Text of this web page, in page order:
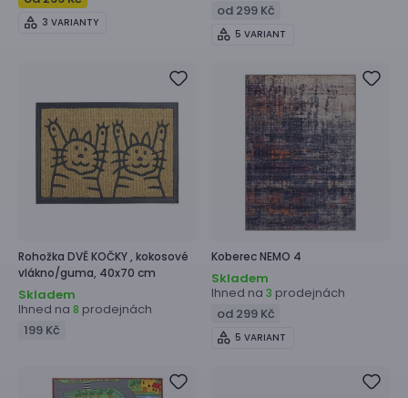
3 VARIANTY
od 299 Kč
5 VARIANT
Rohožka DVĚ KOČKY , kokosové
vlákno/guma, 40x70 cm
Skladem
Ihned na 8 prodejnách
199 Kč
KoberecNEMO 4
Skladem
Ihned na 3 prodejnách
od 299 Kč
5 VARIANT